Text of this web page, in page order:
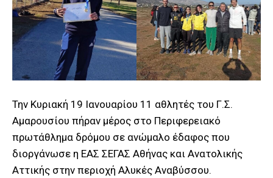
Την Κυριακή 19 Ιανουαρίου 11 αθλητές του Γ.Σ.
Αμαρουσίου πήραν μέρος στο Περιφερειακό
πρωτάθλημα δρόμου σε ανώμαλο έδαφος που
διοργάνωσε η ΕΑΣ ΣΕΓΑΣ Αθήνας και Ανατολικής
Αττικής στην περιοχή Αλυκές Αναβύσσου.